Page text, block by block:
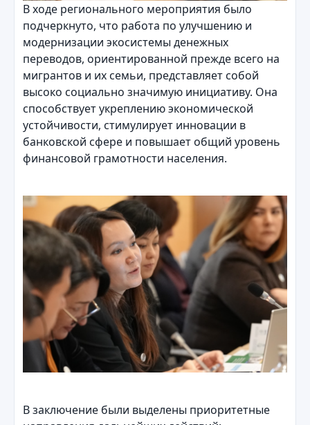
В ходе регионального мероприятия было
подчеркнуто, что работа по улучшению и
модернизации экосистемы денежных
переводов, ориентированной прежде всего на
мигрантов и их семьи, представляет собой
высоко социально значимую инициативу. Она
способствует укреплению экономической
устойчивости, стимулирует инновации в
банковской сфере и повышает общий уровень
финансовой грамотности населения.
В заключение были выделены приоритетные